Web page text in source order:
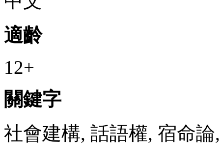
適齡
12+
關鍵字
社會建構, 話語權, 宿命